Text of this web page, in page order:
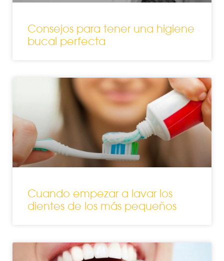
Consejos para tener una higiene
bucal perfecta
Cuando empezar a lavar los
dientes de los más pequeños